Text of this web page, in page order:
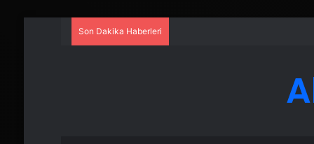
Son Dakika Haberleri